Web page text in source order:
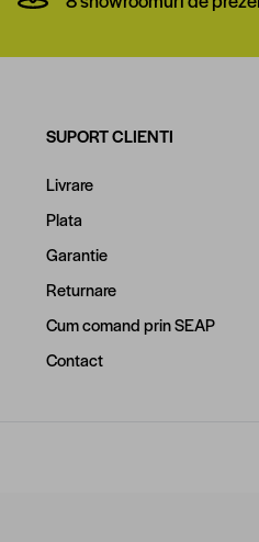
SUPORT CLIENTI
Livrare
Plata
Garantie
Returnare
Cum comand prin SEAP
Contact